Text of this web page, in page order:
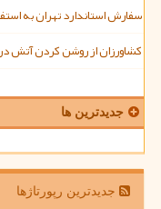
سفارش استاندارد تهران به
کشاورزان از روشن کردن آتش
جدیدترین ها
جدیدترین رپورتاژها